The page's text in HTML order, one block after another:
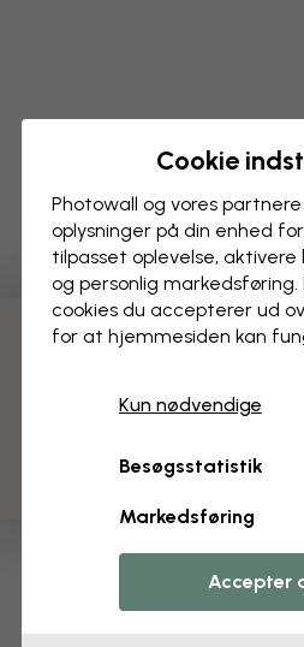
Cookie
Photowall og vores
oplysninger på din enhed
tilpasset oplevelse,
og personlig markedsføring.
cookies du accepterer ud
for at hjemmesiden kan
Kun nødvendige
Besøgsstatistik
Markedsføring
Accepter